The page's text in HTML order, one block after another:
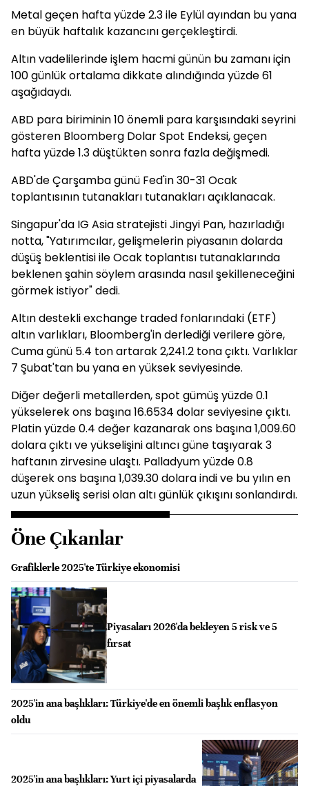
Metal geçen hafta yüzde 2.3 ile Eylül ayından bu yana
en büyük haftalık kazancını gerçekleştirdi.
Altın vadelilerinde işlem hacmi günün bu zamanı için
100 günlük ortalama dikkate alındığında yüzde 61
aşağıdaydı.
ABD para biriminin 10 önemli para karşısındaki seyrini
gösteren Bloomberg Dolar Spot Endeksi, geçen
hafta yüzde 1.3 düştükten sonra fazla değişmedi.
ABD'de Çarşamba günü Fed'in 30-31 Ocak
toplantısının tutanakları tutanakları açıklanacak.
Singapur'da IG Asia stratejisti Jingyi Pan, hazırladığı
notta, "Yatırımcılar, gelişmelerin piyasanın dolarda
düşüş beklentisi ile Ocak toplantısı tutanaklarında
beklenen şahin söylem arasında nasıl şekilleneceğini
görmek istiyor" dedi.
Altın destekli exchange traded fonlarındaki (ETF)
altın varlıkları, Bloomberg'in derlediği verilere göre,
Cuma günü 5.4 ton artarak 2,241.2 tona çıktı. Varlıklar
7 Şubat'tan bu yana en yüksek seviyesinde.
Diğer değerli metallerden, spot gümüş yüzde 0.1
yükselerek ons başına 16.6534 dolar seviyesine çıktı.
Platin yüzde 0.4 değer kazanarak ons başına 1,009.60
dolara çıktı ve yükselişini altıncı güne taşıyarak 3
haftanın zirvesine ulaştı. Palladyum yüzde 0.8
düşerek ons başına 1,039.30 dolara indi ve bu yılın en
uzun yükseliş serisi olan altı günlük çıkışını sonlandırdı.
Öne Çıkanlar
Grafiklerle 2025'te Türkiye ekonomisi
Piyasaları 2026'da bekleyen 5 risk ve 5
fırsat
2025'in ana başlıkları: Türkiye'de en önemli başlık enflasyon
oldu
2025'in ana başlıkları: Yurt içi piyasalarda